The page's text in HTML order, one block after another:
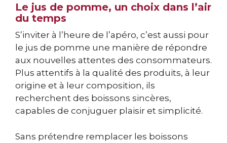
Le jus de pomme, un choix dans l’air
du temps
S’inviter à l’heure de l’apéro, c’est aussi pour
le jus de pomme une manière de répondre
aux nouvelles attentes des consommateurs.
Plus attentifs à la qualité des produits, à leur
origine et à leur composition, ils
recherchent des boissons sincères,
capables de conjuguer plaisir et simplicité.
Sans prétendre remplacer les boissons